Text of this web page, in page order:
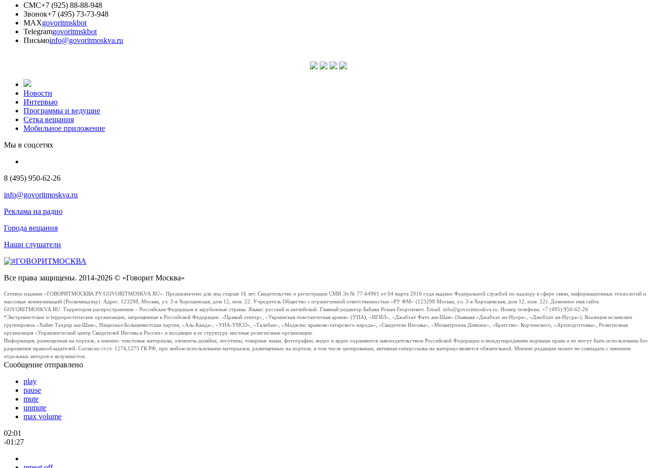
СМС+7 (925) 88-88-948
Звонок+7 (495) 73-73-948
MAXgovoritmskbot
Telegramgovoritmskbot
Письмоinfo@govoritmoskva.ru
Новости
Интервью
Программы и ведущие
Сетка вещания
Мобильное приложение
Мы в соцсетях
8 (495) 950-62-26
info@govoritmoskva.ru
Реклама на радио
Города вещания
Наши слушатели
Все права защищены. 2014-2026 © «Говорит Москва»
Сетевое издание «ГОВОРИТМОСКВА.РУ/GOVORITMOSKVA.RU». Предназначено для лиц старше 16 лет. Свидетельство о регистрации СМИ Эл № 77-64961 от 04 марта 2016 года выдано Федеральной службой по надзору в сфере связи, информационных технологий и
массовых коммуникаций (Роскомнадзор). Адрес: 123298, Москва, ул. 3-я Хорошевская, дом 12, пом. 22. Учредитель Общество с ограниченной ответственностью «РУ ФМ» (123298 Москва, ул. 3-я Хорошевская, дом 12, пом. 22). Доменное имя сайта
GOVORITMOSKVA.RU. Территория распространения – Российская Федерация и зарубежные страны. Языки: русский и английский. Главный редактор Бабаян Роман Георгиевич. Email: info@govoritmoskva.ru. Номер телефона: +7 (495) 950-62-26
*Экстремистские и террористические организации, запрещенные в Российской Федерации: «Правый сектор», «Украинская повстанческая армия» (УПА), «ИГИЛ», «Джабхат Фатх аш-Шам» (бывшая «Джабхат ан-Нусра», «Джебхат ан-Нусра»), Коалиция исламских
группировок «Хайят Тахрир аш-Шам», Национал-Большевистская партия, «Аль-Каида», «УНА-УНСО», «Талибан», «Меджлис крымско-татарского народа», «Свидетели Иеговы», «Мизантропик Дивижн», «Братство» Корчинского, «Артподготовка», Религиозная
организация «Управленческий центр Свидетелей Иеговы в России» и входящие в ее структуру местные религиозные организации.
Информация, размещенная на портале, а именно: текстовые материалы, элементы дизайна, логотипы, товарные знаки, фотографии, видео и аудио охраняются законодательством Российской Федерации и международными нормами права и не могут быть использованы без
разрешения правообладателей. Согласно ст.ст. 1274,1275 ГК РФ, при любом использовании материалов, размещенных на портале, в том числе цитировании, активная гиперссылка на материал является обязательной. Мнение редакции может не совпадать с мнением
отдельных авторов и колумнистов.
Сообщение отправлено
play
pause
mute
unmute
max volume
02:01
-01:27